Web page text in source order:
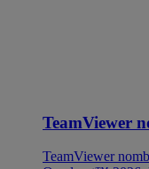
TeamViewer
TeamViewer